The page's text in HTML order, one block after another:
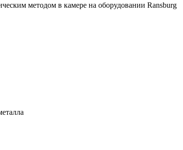
методом в камере на оборудовании Ransburg